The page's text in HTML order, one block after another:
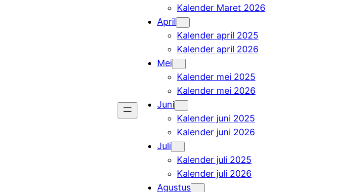
Kalender Maret 2026
April
Kalender april 2025
Kalender april 2026
Mei
Kalender mei 2025
Kalender mei 2026
Juni
Kalender juni 2025
Kalender juni 2026
Juli
Kalender juli 2025
Kalender juli 2026
Agustus